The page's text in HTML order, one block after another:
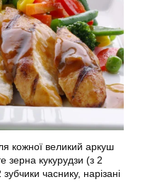
кожної великий аркуш
зерна кукурудзи (з 2
часнику, нарізані